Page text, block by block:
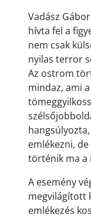
Vadász
hívta fel a
nem csak
nyilas terror
Az ostrom
mindaz, ami
emlékezni,
történik ma a
A esemény
megvilágított
emlékezés